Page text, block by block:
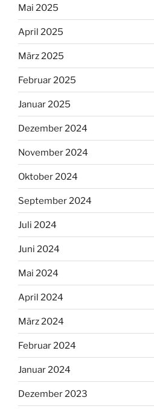
Mai 2025
April 2025
März 2025
Februar 2025
Januar 2025
Dezember 2024
November 2024
Oktober 2024
September 2024
Juli 2024
Juni 2024
Mai 2024
April 2024
März 2024
Februar 2024
Januar 2024
Dezember 2023